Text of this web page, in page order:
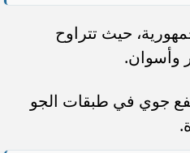
حيث تتراوح
جوي في طبقات الجو